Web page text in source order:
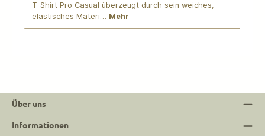
T-Shirt Pro Casual überzeugt durch sein weiches,
elastisches Materi… Mehr
Über uns
Informationen